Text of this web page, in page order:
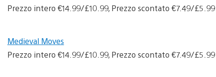
Prezzo intero €14.99/£10.99, Prezzo scontato €7.49/£5.99
Medieval Moves
Prezzo intero €14.99/£10.99, Prezzo scontato €7.49/£5.99